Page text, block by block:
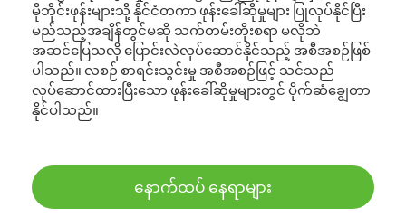
မိုဘိုင်းဖုန်းများသို့ နိုင်ငံတကာ ဖုန်းခေါ်ဆိုမှုများ ပြုလုပ်နိုင်ပြီး
မည်သည့်အချိန်တွင်မဆို သက်တမ်းတိုးစရာ မလိုဘဲ
အဆင်ပြေသလို ပြောင်းလဲလုပ်ဆောင်နိုင်သည့် အစီအစဉ်ဖြစ်
ပါသည်။ လစဉ် စာရင်းသွင်းမှု အစီအစဉ်ဖြင့် သင်သည်
လုပ်ဆောင်ထားပြီးသော ဖုန်းခေါ်ဆိုမှုများတွင် ပိုက်ဆံချွေတာ
နိုင်ပါသည်။
နောက်ထပ် နေရာများ